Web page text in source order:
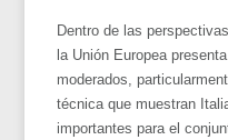
Dentro de las
la Unión Europea
moderados,
técnica que muestran
importantes para el